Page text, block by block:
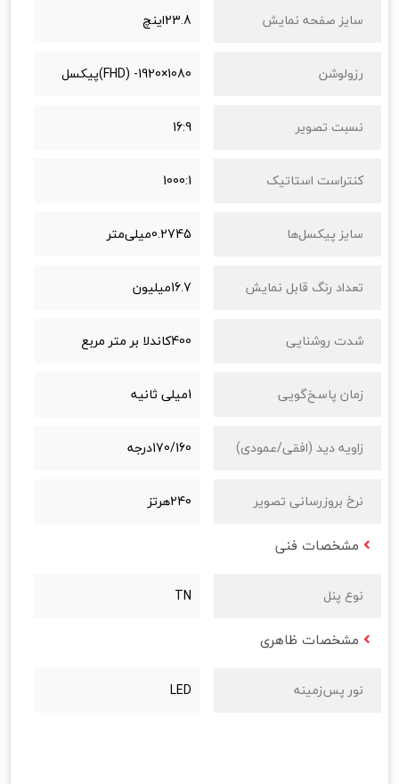
سایز صفحه نمایش 23.8اینچ
رزولوشن 1080×1920- (FHD)پیکسل
نسبت تصویر 16:9
کنتراست استاتیک 1000:1
سایز پیکسل‌ها 0.2745میلی‌متر
تعداد رنگ قابل نمایش 16.7میلیون
شدت روشنایی 400کاندلا بر متر مربع
زمان پاسخ‌گویی 1میلی ثانیه
زاویه دید (افقی/عمودی) 170/160درجه
نرخ بروزرسانی تصویر 240هرتز
مشخصات فنی
نوع پنل TN
مشخصات ظاهری
نور پس‌زمینه LED